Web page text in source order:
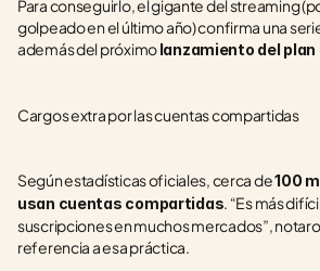
Para conseguirlo, el gigante del streaming
golpeado en el último año) confirma una
además del próximo lanzamiento del
Cargos extra por las cuentas compartidas
Según estadísticas oficiales, cerca de 100
usan cuentas compartidas. “Es más
suscripciones en muchos mercados”,
referencia a esa práctica.